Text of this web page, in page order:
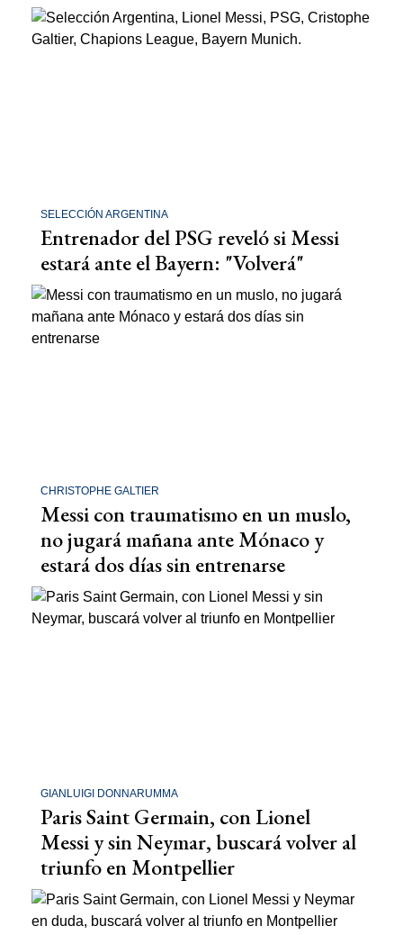
SELECCIÓN ARGENTINA
Entrenador del PSG reveló si Messi
estará ante el Bayern: "Volverá"
CHRISTOPHE GALTIER
Messi con traumatismo en un muslo,
no jugará mañana ante Mónaco y
estará dos días sin entrenarse
GIANLUIGI DONNARUMMA
Paris Saint Germain, con Lionel
Messi y sin Neymar, buscará volver al
triunfo en Montpellier